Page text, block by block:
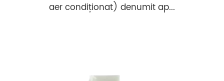
aer condiționat) denumit ap...